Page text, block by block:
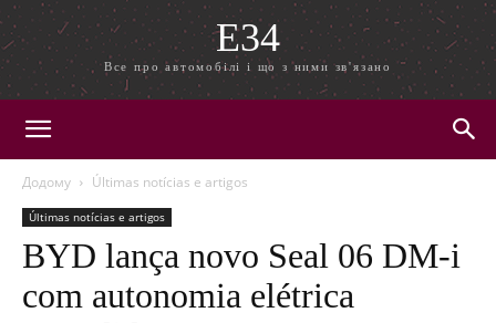
E34
Все про автомобілі і що з ними зв'язано
Додому Últimas notícias e artigos
Últimas notícias e artigos
BYD lança novo Seal 06 DM-i
com autonomia elétrica